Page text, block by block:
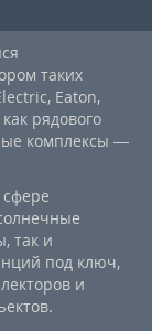
таких
Eaton,
рядового
комплексы —
так и
под ключ,
и